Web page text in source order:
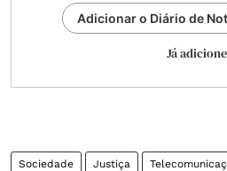
Adicionar o Diário de
Já
Sociedade Justiça